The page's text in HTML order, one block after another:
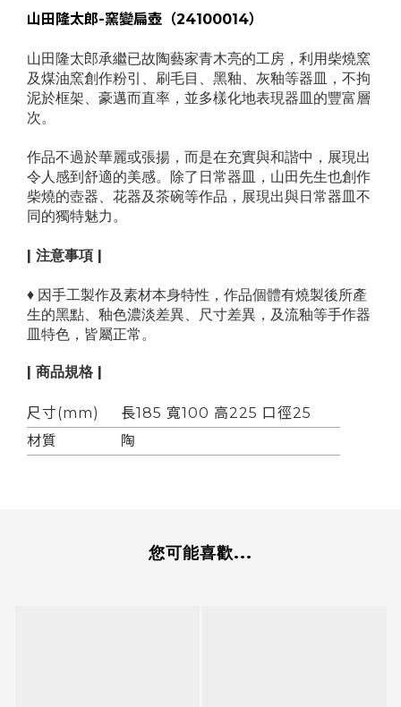
山田隆太郎-窯變扁壺 （24100014）
山田隆太郎承繼已故陶藝家青木亮的工房，利用柴燒窯
及煤油窯創作粉引、刷毛目、黑釉、灰釉等器皿，不拘
泥於框架、豪邁而直率，並多樣化地表現器皿的豐富層
次。
作品不過於華麗或張揚，而是在充實與和諧中，展現出
令人感到舒適的美感。除了日常器皿，山田先生也創作
柴燒的壺器、花器及茶碗等作品，展現出與日常器皿不
同的獨特魅力。
| 注意事項 |
♦ 因手工製作及素材本身特性，作品個體有燒製後所產
生的黑點、釉色濃淡差異、尺寸差異，及流釉等手作器
皿特色，皆屬正常。
| 商品規格 |
尺寸(mm)
長185 寬100 高225 口徑25
材質
陶
您可能喜歡...